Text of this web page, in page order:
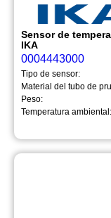
Sensor de
IKA
0004443000
Tipo de sensor:
Material del tubo de
Peso:
Temperatura ambiental: